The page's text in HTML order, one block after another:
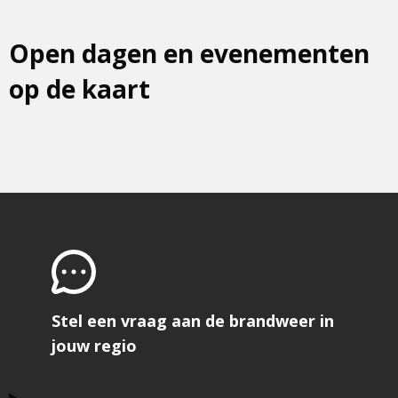
Open dagen en evenementen
op de kaart
Stel een vraag aan de brandweer in
jouw regio